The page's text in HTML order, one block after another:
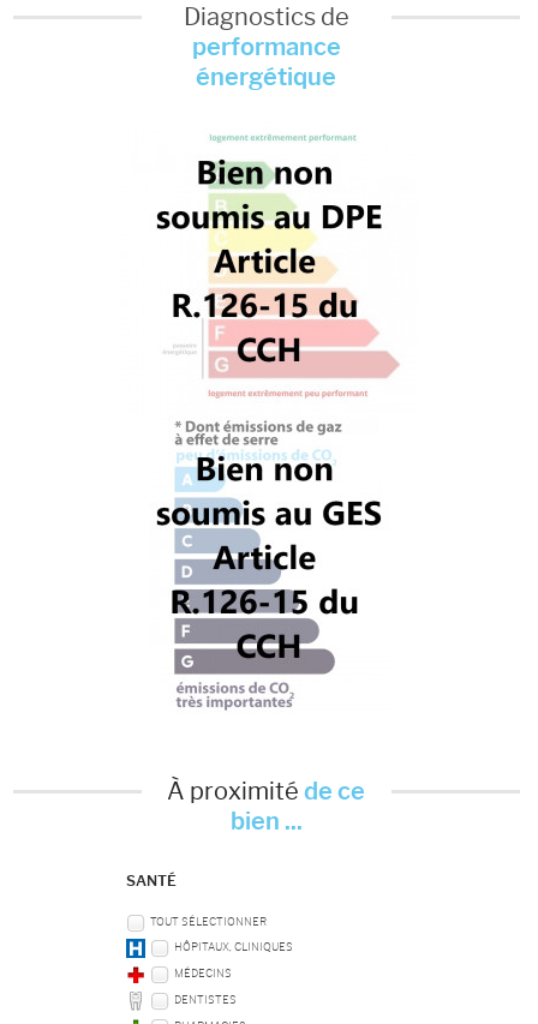
Diagnostics de
performance
énergétique
À proximitéde ce
bien ...
SANTÉ
TOUT SÉLECTIONNER
HÔPITAUX, CLINIQUES
MÉDECINS
DENTISTES